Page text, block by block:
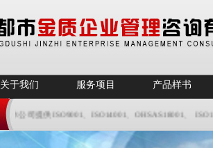
关于我们 服务项目 产品样书
本公司提供ISO9001、ISO14001、OHSAS18001、